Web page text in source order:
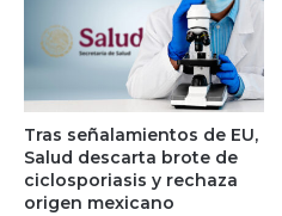
Tras señalamientos de EU,
Salud descarta brote de
ciclosporiasis y rechaza
origen mexicano